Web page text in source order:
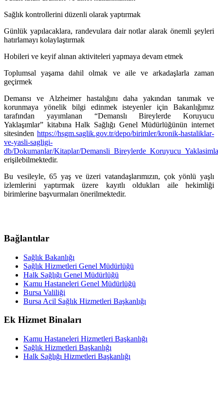
Sağlık kontrollerini düzenli olarak yaptırmak
Günlük yapılacaklara, randevulara dair notlar alarak önemli şeyleri
hatırlamayı kolaylaştırmak
Hobileri ve keyif alınan aktiviteleri yapmaya devam etmek
Toplumsal yaşama dahil olmak ve aile ve arkadaşlarla zaman
geçirmek
Demansı ve Alzheimer hastalığını daha yakından tanımak ve
korunmaya yönelik bilgi edinmek isteyenler için Bakanlığımız
tarafından yayımlanan “Demanslı Bireylerde Koruyucu
Yaklaşımlar” kitabına Halk Sağlığı Genel Müdürlüğünün internet
sitesinden https://hsgm.saglik.gov.tr/depo/birimler/kronik-hastaliklar-
ve-yasli-sagligi-
db/Dokumanlar/Kitaplar/
erişilebilmektedir.
Bu vesileyle, 65 yaş ve üzeri vatandaşlarımızın, çok yönlü yaşlı
izlemlerini yaptırmak üzere kayıtlı oldukları aile hekimliği
birimlerine başvurmaları önerilmektedir.
Bağlantılar
Sağlık Bakanlığı
Sağlık Hizmetleri Genel Müdürlüğü
Halk Sağlığı Genel Müdürlüğü
Kamu Hastaneleri Genel Müdürlüğü
Bursa Valiliği
Bursa Acil Sağlık Hizmetleri Başkanlığı
Ek Hizmet Binaları
Kamu Hastaneleri Hizmetleri Başkanlığı
Sağlık Hizmetleri Başkanlığı
Halk Sağlığı Hizmetleri Başkanlığı